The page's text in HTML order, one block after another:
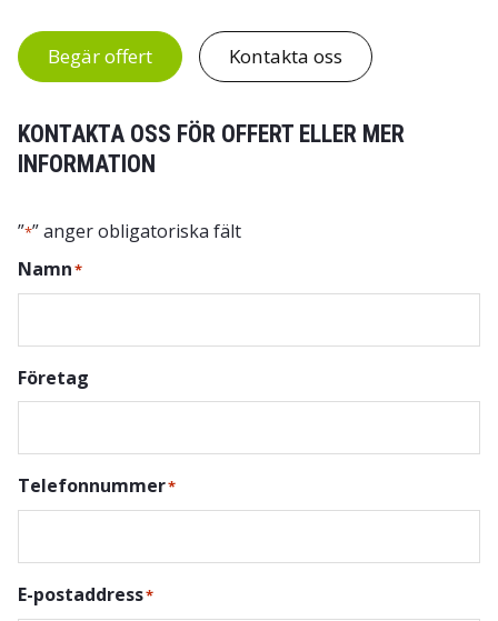
Begär offert Kontakta oss
KONTAKTA OSS FÖR OFFERT ELLER MER
INFORMATION
”*” anger obligatoriska fält
Namn*
Företag
Telefonnummer*
E-postaddress*